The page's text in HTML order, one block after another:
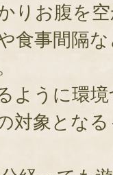
りお腹を
食事間隔
ように環
対象とな